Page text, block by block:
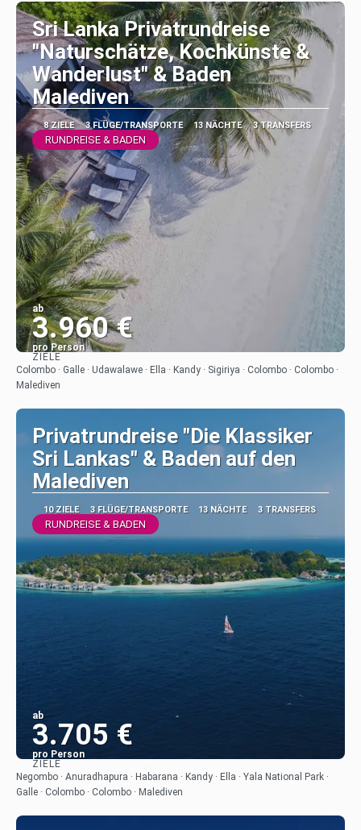
Sri Lanka Privatrundreise
"Naturschätze, Kochkünste &
Wanderlust" & Baden
Malediven
8 ZIELE 3 FLÜGE/TRANSPORTE 13 NÄCHTE 3 TRANSFERS
RUNDREISE & BADEN
ab
3.960 €
pro Person
Sehen
ZIELE
Colombo · Galle · Udawalawe · Ella · Kandy · Sigiriya · Colombo · Colombo ·
Malediven
Privatrundreise "Die Klassiker
Sri Lankas" & Baden auf den
Malediven
10 ZIELE 3 FLÜGE/TRANSPORTE 13 NÄCHTE 3 TRANSFERS
RUNDREISE & BADEN
ab
3.705 €
pro Person
Sehen
ZIELE
Negombo · Anuradhapura · Habarana · Kandy · Ella · Yala National Park ·
Galle · Colombo · Colombo · Malediven